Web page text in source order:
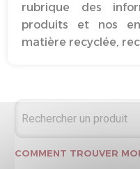
rubrique des
produits et nos
matière recyclée,
COMMENT TROUVER